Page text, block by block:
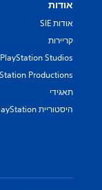
g
a
m
a
אודות
אודות SIE
קריירות
PlayStation Studios
Productions
תאגידי
היסטוריית PlayStation